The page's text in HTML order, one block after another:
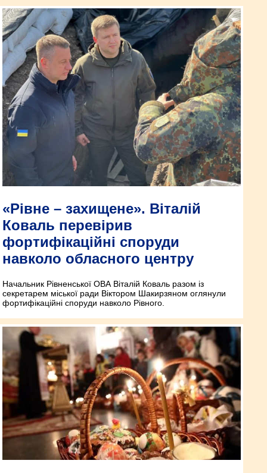
«Рівне – захищене». Віталій
Коваль перевірив
фортифікаційні споруди
навколо обласного центру
Начальник Рівненської ОВА Віталій Коваль разом із
секретарем міської ради Віктором Шакирзяном оглянули
фортифікаційні споруди навколо Рівного.